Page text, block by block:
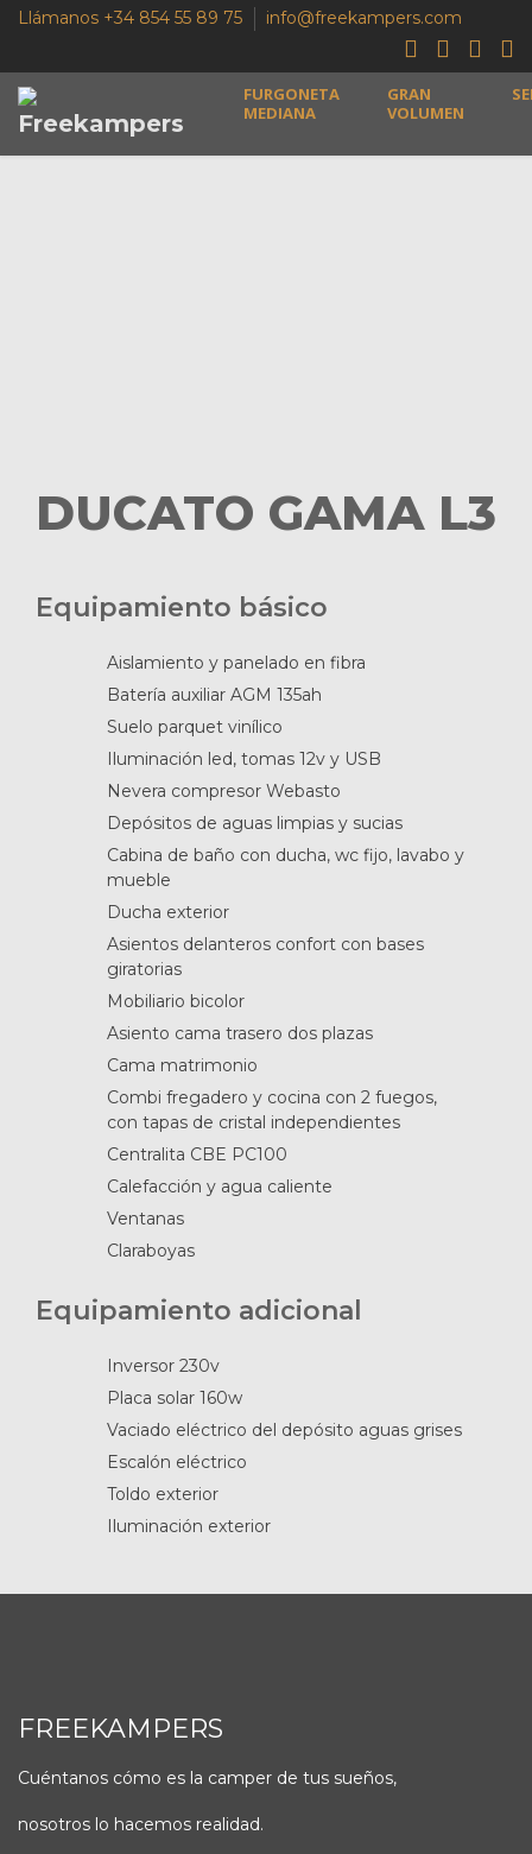
Llámanos +34 854 55 89 75 info@freekampers.com
FURGONETA
MEDIANA
GRAN
VOLUMEN
DUCATO GAMA L3
Equipamiento básico
Aislamiento y panelado en fibra
Batería auxiliar AGM 135ah
Suelo parquet vinílico
Iluminación led, tomas 12v y USB
Nevera compresor Webasto
Depósitos de aguas limpias y sucias
Cabina de baño con ducha, wc fijo, lavabo y
mueble
Ducha exterior
Asientos delanteros confort con bases
giratorias
Mobiliario bicolor
Asiento cama trasero dos plazas
Cama matrimonio
Combi fregadero y cocina con 2 fuegos,
con tapas de cristal independientes
Centralita CBE PC100
Calefacción y agua caliente
Ventanas
Claraboyas
Equipamiento adicional
Inversor 230v
Placa solar 160w
Vaciado eléctrico del depósito aguas grises
Escalón eléctrico
Toldo exterior
Iluminación exterior
FREEKAMPERS
Cuéntanos cómo es la camper de tus sueños,
nosotros lo hacemos realidad.